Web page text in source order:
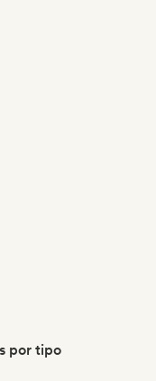
por tipo